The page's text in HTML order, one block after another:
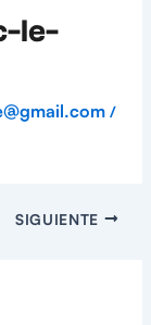
le-
/
SIGUIENTE